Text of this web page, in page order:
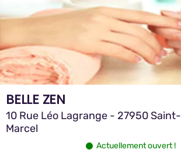
BELLE ZEN
10 Rue Léo Lagrange - 27950 Saint-
Marcel
Actuellement ouvert !